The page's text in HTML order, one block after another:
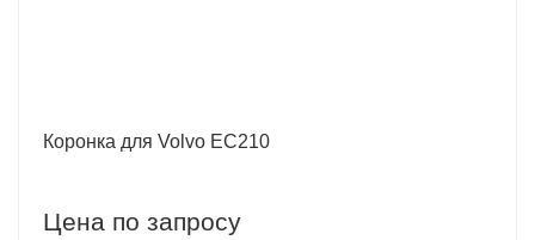
Коронка для Volvo EC210
Цена по запросу